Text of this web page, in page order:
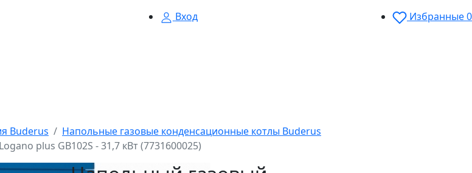
Вход Избранные0
Buderus
Напольные газовые конденсационные котлы Buderus
plus GB102S - 31,7 кВт (7731600025)